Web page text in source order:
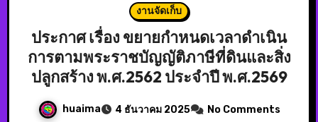
งานจัดเก็บ
ประกาศ เรื่อง ขยายกำหนดเวลาดำเนิน
การตามพระราชบัญญัติภาษีที่ดินและสิ่ง
ปลูกสร้าง พ.ศ.2562 ประจำปี พ.ศ.2569
huaima 4 ธันวาคม 2025 No Comments